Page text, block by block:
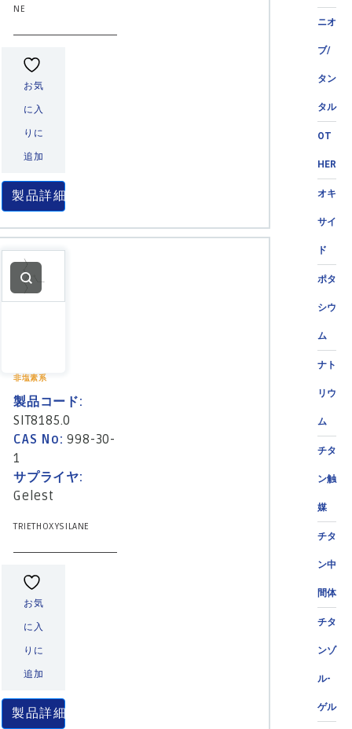
ニオ
ブ/
タン
タル
OT
HER
オキ
サイ
ド
ポタ
シウ
ム
ナト
リウ
ム
チタ
ン触
媒
チタ
ン中
間体
チタ
ンゾ
ル-
ゲル
NE
お気
に入
りに
追加
製品詳細
非塩素系
製品コード:
SIT8185.0
CAS No:998-30-
1
サプライヤ:
Gelest
TRIETHOXYSILANE
お気
に入
りに
追加
製品詳細